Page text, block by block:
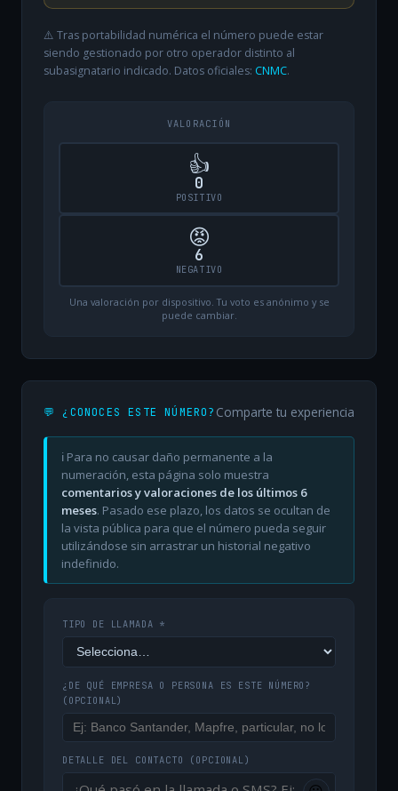
⚠️ Tras portabilidad numérica el número puede estar
siendo gestionado por otro operador distinto al
subasignatario indicado. Datos oficiales: CNMC.
VALORACIÓN
👍
0
POSITIVO
😡
6
NEGATIVO
Una valoración por dispositivo. Tu voto es anónimo y se
puede cambiar.
💬 ¿CONOCES ESTE NÚMERO? Comparte tu experiencia
ℹ️ Para no causar daño permanente a la
numeración, esta página solo muestra
comentarios y valoraciones de los últimos 6
meses. Pasado ese plazo, los datos se ocultan de
la vista pública para que el número pueda seguir
utilizándose sin arrastrar un historial negativo
indefinido.
TIPO DE LLAMADA *
¿DE QUÉ EMPRESA O PERSONA ES ESTE NÚMERO?
(OPCIONAL)
DETALLE DEL CONTACTO (OPCIONAL)